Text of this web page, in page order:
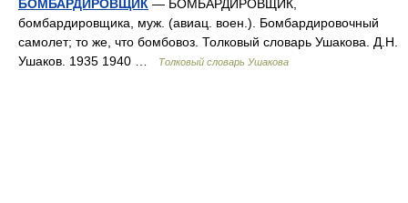
БОМБАРДИРОВЩИК — БОМБАРДИРОВЩИК,
бомбардировщика, муж. (авиац. воен.). Бомбардировочный
самолет; то же, что бомбовоз. Толковый словарь Ушакова. Д.Н.
Ушаков. 1935 1940 …
Толковый словарь Ушакова